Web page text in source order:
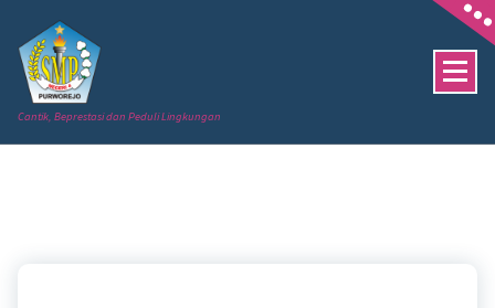
content
Cantik, Beprestasi dan Peduli Lingkungan